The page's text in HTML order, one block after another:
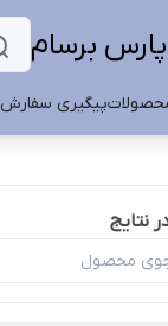
برسام
پیگیری سفارش
نتایج